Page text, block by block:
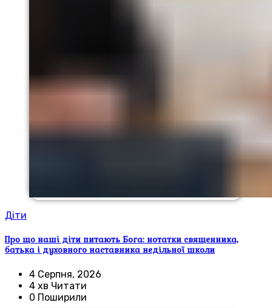
Діти
Про що наші діти питають Бога: нотатки священника,
батька і духовного наставника недільної школи
4 Серпня, 2026
4 хв Читати
0 Поширили